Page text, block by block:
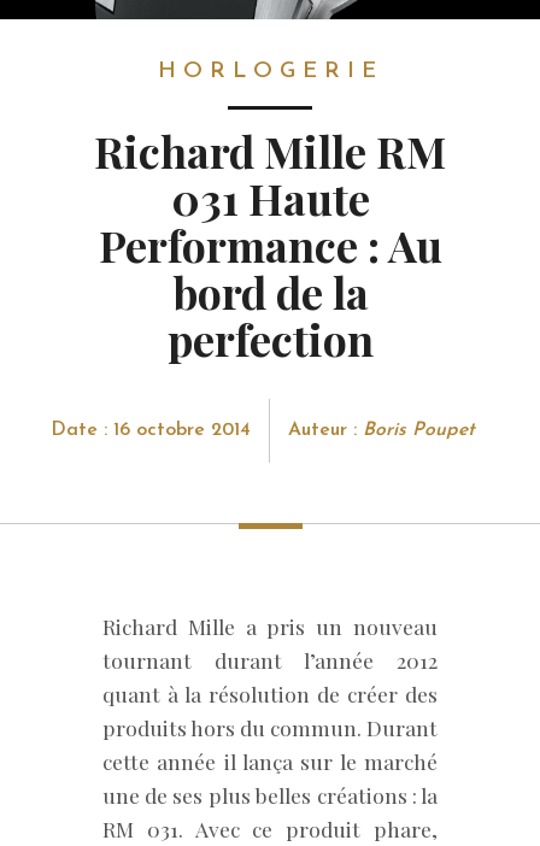
HORLOGERIE
Richard Mille RM
031 Haute
Performance : Au
bord de la
perfection
Date : 16 octobre 2014 Auteur : Boris Poupet
Richard Mille a pris un nouveau
tournant durant l’année 2012
quant à la résolution de créer des
produits hors du commun. Durant
cette année il lança sur le marché
une de ses plus belles créations : la
RM 031. Avec ce produit phare,